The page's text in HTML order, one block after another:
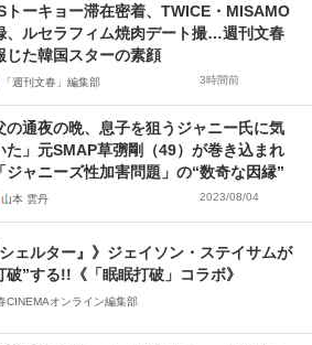
トーキョー滞在密着、TWICE・MISAMO
、ルセラフィム焼肉デート撮…週刊文春
じた韓国スターの素顔
「週刊文春」編集部 3時間前
の通夜の晩、息子を狙うジャニー氏に気
た」元SMAP草彅剛（49）が巻き込まれ
ジャニーズ性加害問題」の“数奇な因縁”
山本 雲丹 2023/08/04
シェルター』》ジェイソン・ステイサムが
破”する!!《「眠眠打破」コラボ》
CINEMAオンライン編集部